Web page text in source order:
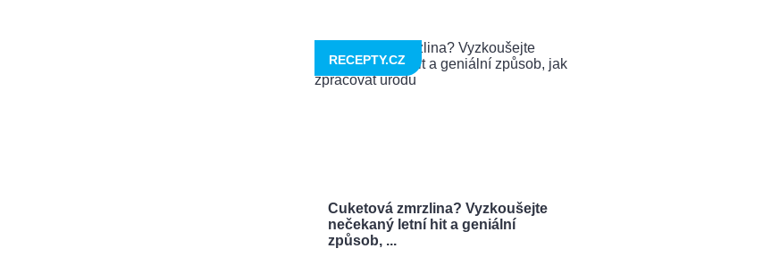
Cuketová zmrzlina? Vyzkoušejte
nečekaný letní hit a geniální
způsob, ...
RECEPTY.CZ